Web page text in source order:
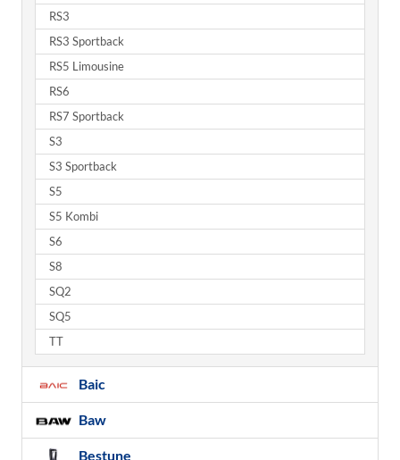
RS3
RS3 Sportback
RS5 Limousine
RS6
RS7 Sportback
S3
S3 Sportback
S5
S5 Kombi
S6
S8
SQ2
SQ5
TT
Baic
Baw
Bestune